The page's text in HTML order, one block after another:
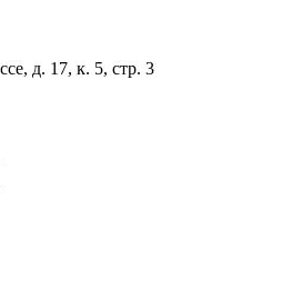
д. 17, к. 5, стр. 3